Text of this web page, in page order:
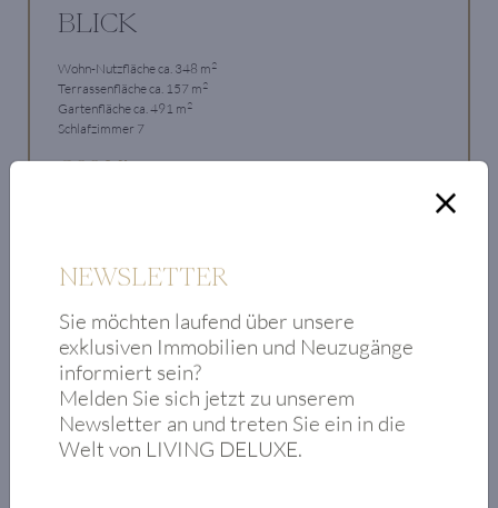
BLICK
Wohn-Nutzfläche ca. 348 m2
Terrassenfläche ca. 157 m2
Gartenfläche ca. 491 m2
Schlafzimmer 7
NEWSLETTER
Sie möchten laufend über unsere
exklusiven Immobilien und Neuzugänge
informiert sein?
Melden Sie sich jetzt zu unserem
Newsletter an und treten Sie ein in die
Welt von LIVING DELUXE.